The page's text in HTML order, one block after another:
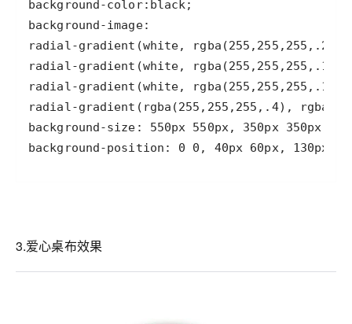
background-position: 0 0, 40px 60px, 130px
3.爱心桌布效果